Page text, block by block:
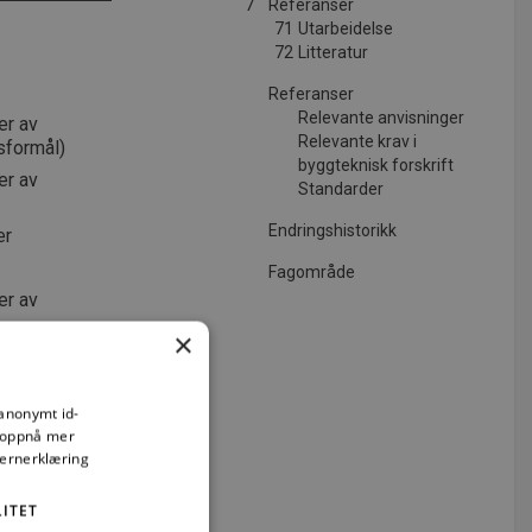
av
av
av
7
Referanser
71 Utarbeidelse
72 Litteratur
Referanser
Relevante anvisninger
Relevante krav i
byggteknisk forskrift
Standarder
Endringshistorikk
Fagområde
×
id-
mer